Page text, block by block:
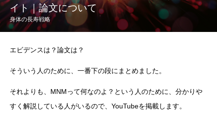
イト｜論文について
身体の長寿戦略
エビデンスは？論文は？
そういう人のために、一番下の段にまとめました。
それよりも、MNMって何なのよ？という人のために、分かりや
すく解説している人がいるので、YouTubeを掲載します。